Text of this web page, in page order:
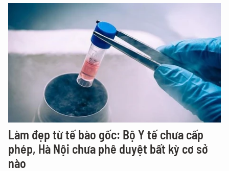
Làm đẹp từ tế bào gốc: Bộ Y tế chưa cấp
phép, Hà Nội chưa phê duyệt bất kỳ cơ sở
nào